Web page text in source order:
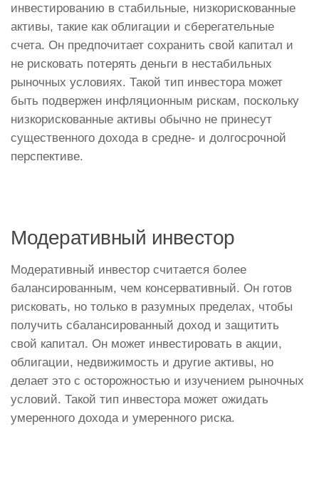
инвестированию в стабильные, низкорискованные
активы, такие как облигации и сберегательные
счета. Он предпочитает сохранить свой капитал и
не рисковать потерять деньги в нестабильных
рыночных условиях. Такой тип инвестора может
быть подвержен инфляционным рискам, поскольку
низкорискованные активы обычно не принесут
существенного дохода в средне- и долгосрочной
перспективе.
Модеративный инвестор
Модеративный инвестор считается более
балансированным, чем консервативный. Он готов
рисковать, но только в разумных пределах, чтобы
получить сбалансированный доход и защитить
свой капитал. Он может инвестировать в акции,
облигации, недвижимость и другие активы, но
делает это с осторожностью и изучением рыночных
условий. Такой тип инвестора может ожидать
умеренного дохода и умеренного риска.